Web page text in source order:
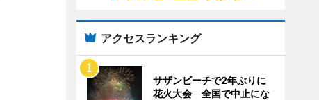
アクセスランキング
サザンビーチで2年ぶりに
花火大会 全国で中止にな